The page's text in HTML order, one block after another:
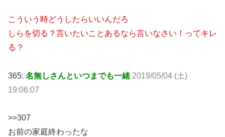
こういう時どうしたらいいんだろ
しらを切る？言いたいことあるなら言いなさい！ってキレ
る？
365: 名無しさんといつまでも一緒 2019/05/04 (土)
19:06:07
>>307
お前の家庭終わったな